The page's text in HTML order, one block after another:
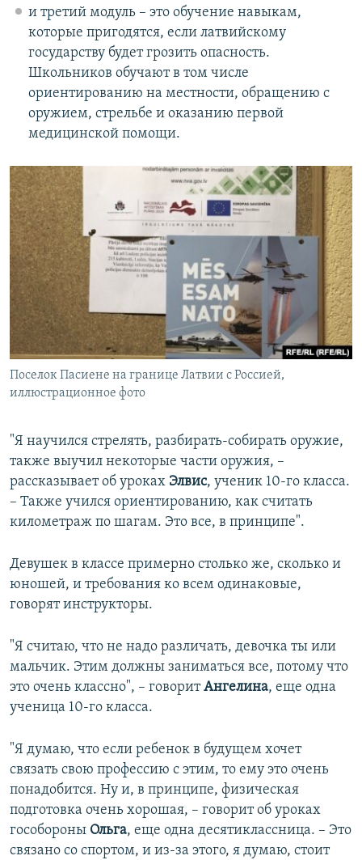
и третий модуль – это обучение навыкам,
которые пригодятся, если латвийскому
государству будет грозить опасность.
Школьников обучают в том числе
ориентированию на местности, обращению с
оружием, стрельбе и оказанию первой
медицинской помощи.
Поселок Пасиене на границе Латвии с Россией,
иллюстрационное фото
"Я научился стрелять, разбирать-собирать оружие,
также выучил некоторые части оружия, –
рассказывает об уроках Элвис, ученик 10-го класса.
– Также учился ориентированию, как считать
километраж по шагам. Это все, в принципе".
Девушек в классе примерно столько же, сколько и
юношей, и требования ко всем одинаковые,
говорят инструкторы.
"Я считаю, что не надо различать, девочка ты или
мальчик. Этим должны заниматься все, потому что
это очень классно", – говоритАнгелина, еще одна
ученица 10-го класса.
"Я думаю, что если ребенок в будущем хочет
связать свою профессию с этим, то ему это очень
понадобится. Ну и, в принципе, физическая
подготовка очень хорошая, – говорит об уроках
гособороны Ольга, еще одна десятиклассница. – Это
связано со спортом, и из-за этого, я думаю, стоит